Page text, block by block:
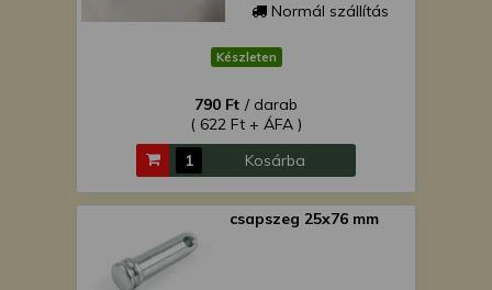
Normál szállítás
Készleten
790 Ft / darab
( 622 Ft + ÁFA )
Kosárba
csapszeg 25x76 mm